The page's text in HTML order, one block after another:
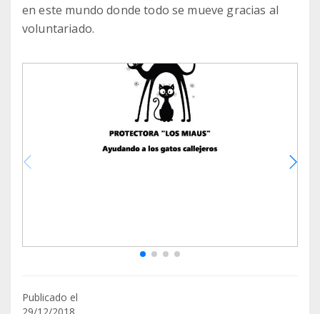
en este mundo donde todo se mueve gracias al
Publicado el